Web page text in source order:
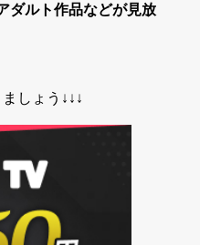
ダルト作品などが見放
しょう↓↓↓